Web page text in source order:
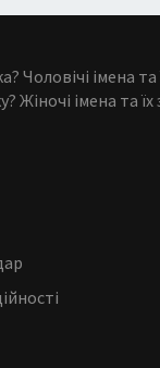
Чоловічі імена та
Жіночі імена та їх